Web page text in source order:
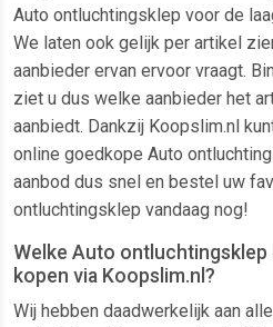
Auto ontluchtingsklep voor de
We laten ook gelijk per artikel
aanbieder ervan ervoor vraagt.
ziet u dus welke aanbieder het
aanbiedt. Dankzij Koopslim.nl
online goedkope Auto
aanbod dus snel en bestel uw
ontluchtingsklep vandaag nog!
Welke Auto
kopen via Koopslim.nl?
Wij hebben daadwerkelijk aan